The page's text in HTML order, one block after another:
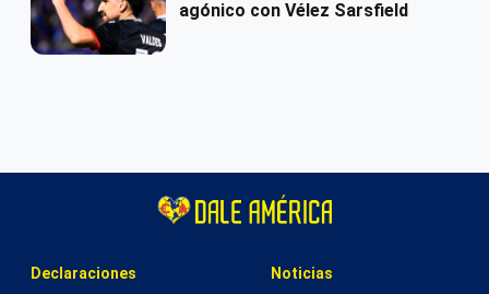
agónico con Vélez Sarsfield
Declaraciones Noticias